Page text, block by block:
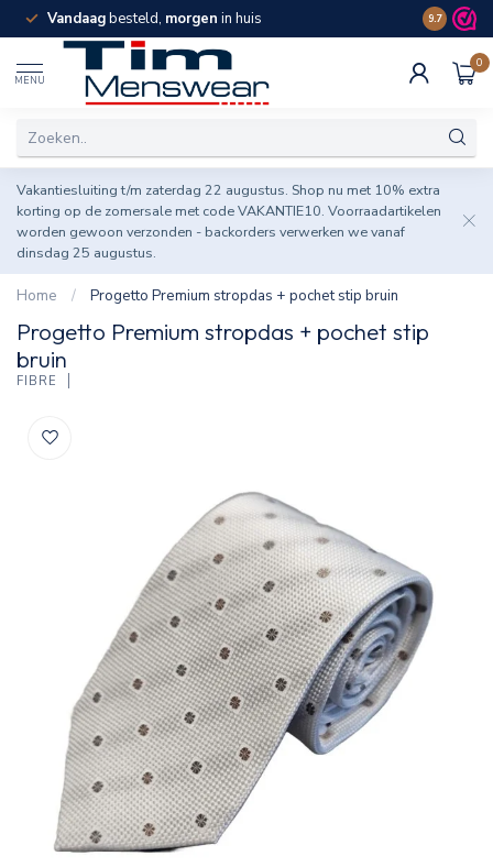
Vandaagbesteld, morgen in huis Spaar
9.7
MENU
0
Vakantiesluiting t/m zaterdag 22 augustus. Shop nu met 10% extra
korting op de zomersale met code VAKANTIE10. Voorraadartikelen
worden gewoon verzonden - backorders verwerken we vanaf
dinsdag 25 augustus.
Home / Progetto Premium stropdas + pochet stip bruin
Progetto Premium stropdas + pochet stip
bruin
FIBRE